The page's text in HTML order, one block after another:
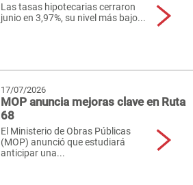
Las tasas hipotecarias cerraron
junio en 3,97%, su nivel más bajo...
17/07/2026
MOP anuncia mejoras clave en Ruta
68
El Ministerio de Obras Públicas
(MOP) anunció que estudiará
anticipar una...